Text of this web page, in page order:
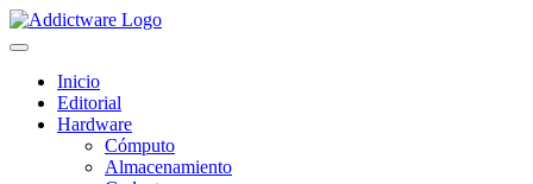
Inicio
Editorial
Hardware
Cómputo
Almacenamiento